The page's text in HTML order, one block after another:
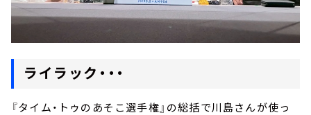
ライラック・・・
『タイム・トゥのあそこ選手権』の総括で川島さんが使っ